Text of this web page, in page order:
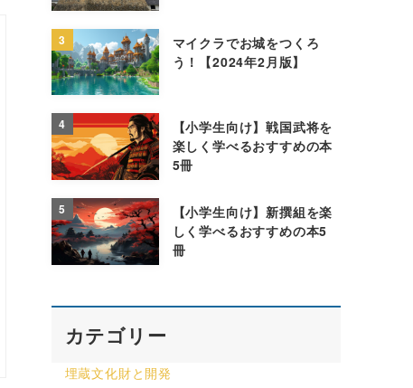
3
マイクラでお城をつくろ
う！【2024年2月版】
4
【小学生向け】戦国武将を
楽しく学べるおすすめの本
5冊
5
【小学生向け】新撰組を楽
しく学べるおすすめの本5
冊
カテゴリー
埋蔵文化財と開発